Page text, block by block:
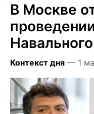
В Москве
Контекст дня — 1